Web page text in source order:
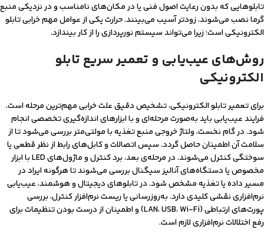
تابلوهایی که بدون رعایت اصول فنی یا در مکان‌های نامناسب و در نزدیکی منبع
گرما نصب می‌شوند، زودتر آسیب می‌بینند. حرارت یکی از عوامل مهم خرابی تابلو
الکترونیکی است؛ زیرا می‌تواند سیستم نورپردازی را از کار بیندازد.
روش‌های عیب‌یابی و تعمیر سریع تابلو
الکترونیکی
برای تعمیر تابلو الکترونیکی، تشخیص دقیق علت خرابی مهم‌ترین مرحله است.
فرایند عیب‌یابی باید به‌صورت مرحله‌ای و با ابزارهای اندازه‌گیری تخصصی انجام
شود. در گام نخست، ولتاژ خروجی منبع تغذیه با مولتی‌متر بررسی می‌شود تا از
سلامت آن اطمینان حاصل گردد. سپس اتصالات و کابل‌های رابط از نظر قطعی یا
سوختگی کنترل می‌شوند. در مرحله‌ی بعد، برد کنترل و ماژول‌های LED با ابزار
مخصوص یا دستگاه‌های آنالیز سیگنال بررسی می‌شوند تا هرگونه ایراد در
مسیر داده یا تغذیه مشخص شود. در تابلوهای دیجیتال و هوشمند، عیب‌یابی
نرم‌افزاری نقشی کلیدی دارد. به‌روزرسانی یا ریست نرم‌افزار کنترل، بررسی
پورت‌های ارتباطی (LAN، USB، Wi-Fi) و اطمینان از درست بودن تنظیمات برای
رفع اختلالات نرم‌افزاری لازم است.